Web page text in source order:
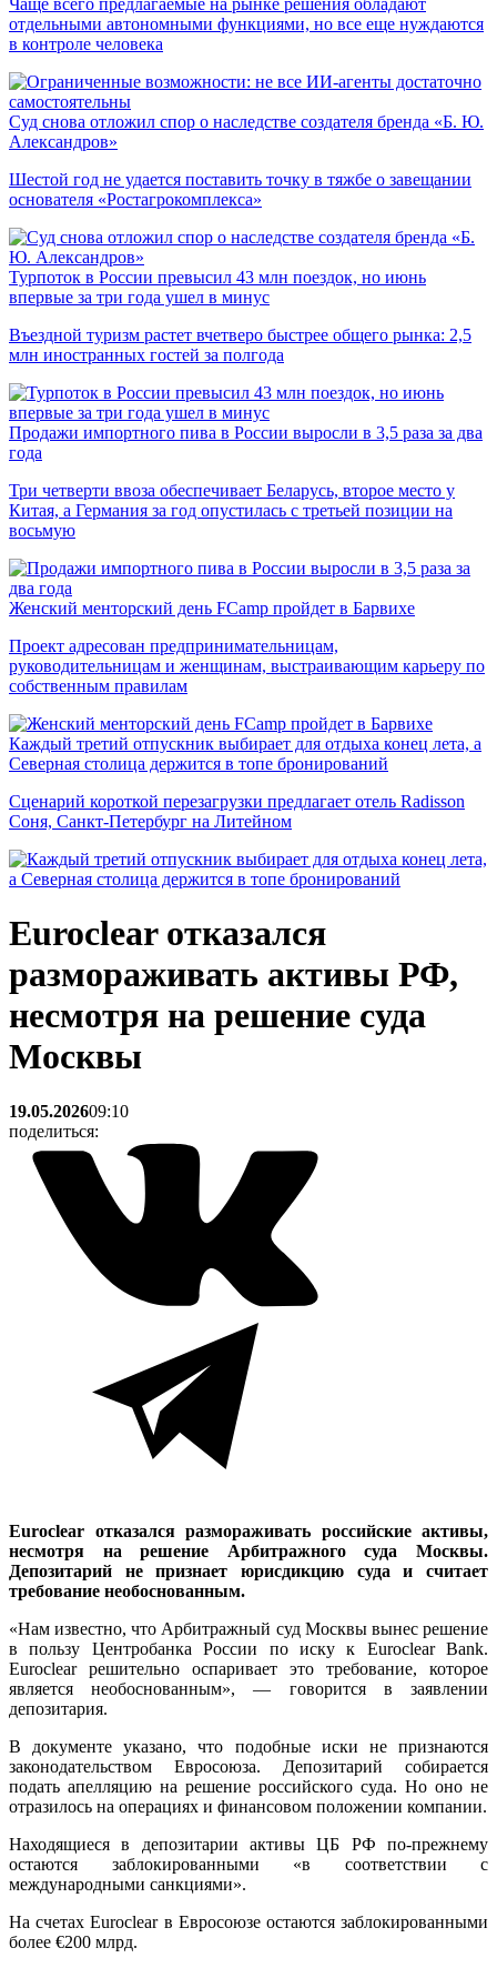
Чаще всего предлагаемые на рынке решения обладают
отдельными автономными функциями, но все еще нуждаются
в контроле человека
Суд снова отложил спор о наследстве создателя бренда «Б. Ю.
Александров»
Шестой год не удается поставить точку в тяжбе о завещании
основателя «Ростагрокомплекса»
Турпоток в России превысил 43 млн поездок, но июнь
впервые за три года ушел в минус
Въездной туризм растет вчетверо быстрее общего рынка: 2,5
млн иностранных гостей за полгода
Продажи импортного пива в России выросли в 3,5 раза за два
года
Три четверти ввоза обеспечивает Беларусь, второе место у
Китая, а Германия за год опустилась с третьей позиции на
восьмую
Женский менторский день FCamp пройдет в Барвихе
Проект адресован предпринимательницам,
руководительницам и женщинам, выстраивающим карьеру по
собственным правилам
Каждый третий отпускник выбирает для отдыха конец лета, а
Северная столица держится в топе бронирований
Сценарий короткой перезагрузки предлагает отель Radisson
Соня, Санкт-Петербург на Литейном
Euroclear отказался
размораживать активы РФ,
несмотря на решение суда
Москвы
19.05.202609:10
поделиться:
Euroclear отказался размораживать российские активы,
несмотря на решение Арбитражного суда Москвы.
Депозитарий не признает юрисдикцию суда и считает
требование необоснованным.
«Нам известно, что Арбитражный суд Москвы вынес решение
в пользу Центробанка России по иску к Euroclear Bank.
Euroclear решительно оспаривает это требование, которое
является необоснованным», — говорится в заявлении
депозитария.
В документе указано, что подобные иски не признаются
законодательством Евросоюза. Депозитарий собирается
подать апелляцию на решение российского суда. Но оно не
отразилось на операциях и финансовом положении компании.
Находящиеся в депозитарии активы ЦБ РФ по-прежнему
остаются заблокированными «в соответствии с
международными санкциями».
На счетах Euroclear в Евросоюзе остаются заблокированными
более €200 млрд.